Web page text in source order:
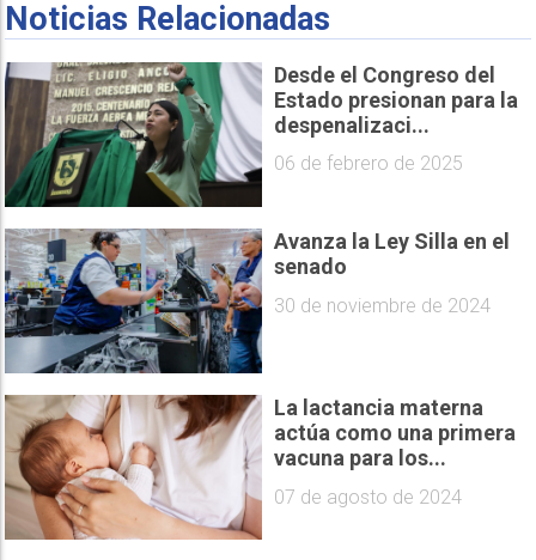
Noticias Relacionadas
Desde el Congreso del
Estado presionan para la
despenalizaci...
06 de febrero de 2025
Avanza la Ley Silla en el
senado
30 de noviembre de 2024
La lactancia materna
actúa como una primera
vacuna para los...
07 de agosto de 2024